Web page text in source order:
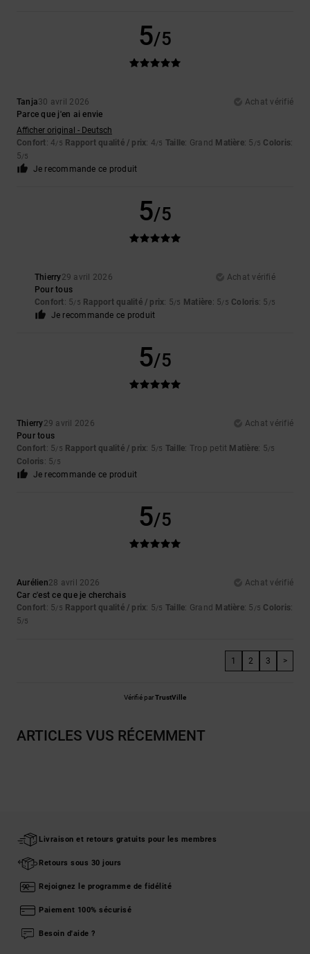
5/5
Tanja30 avril 2026
Achat vérifié
Parce que j'en ai envie
Afficher original - Deutsch
Confort: 4/5 Rapport qualité / prix: 4/5 Taille: Grand Matière: 5 /5 Coloris:
5/5
Je recommande ce produit
5/5
Thierry29 avril 2026
Achat vérifié
Pour tous
Confort: 5/5 Rapport qualité / prix: 5/5 Matière: 5/5 Coloris: 5 /5
Je recommande ce produit
5/5
Thierry29 avril 2026
Achat vérifié
Pour tous
Confort: 5/5 Rapport qualité / prix: 5/5 Taille: Trop petit Matière: 5/5
Coloris: 5/5
Je recommande ce produit
5/5
Aurélien28 avril 2026
Achat vérifié
Car c'est ce que je cherchais
Confort: 5/5 Rapport qualité / prix: 5/5 Taille: Grand Matière: 5 /5 Coloris:
5/5
1 2 3 >
Vérifié parTrustVille
ARTICLES VUS RÉCEMMENT
Livraison et retours gratuits pour les membres
Retours sous 30 jours
Rejoignez le programme de fidélité
Paiement 100% sécurisé
Besoin d'aide ?